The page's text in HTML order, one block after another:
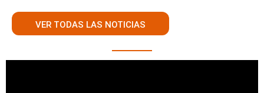
VER TODAS LAS NOTICIAS